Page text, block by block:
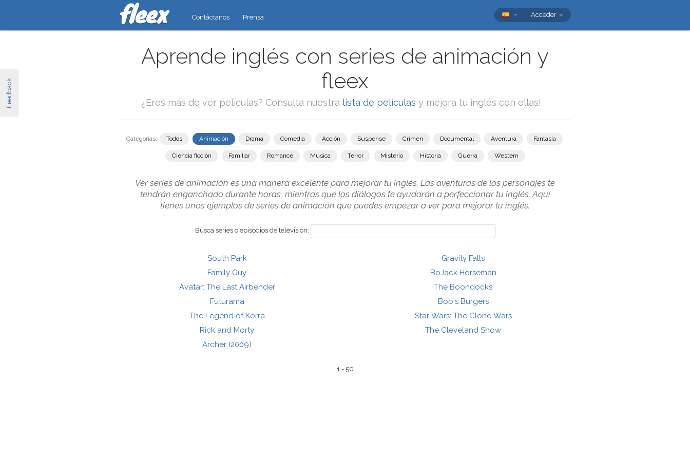
Feedback
Contáctanos Prensa Acceder
Aprende inglés con series de animación y
fleex
¿Eres más de ver películas? Consulta nuestra lista de películas y mejora tu inglés con ellas!
Categorías: Todos Animación Drama Comedia Acción Suspense Crimen Documental Aventura Fantasía
Ciencia ficción Familiar Romance Música Terror Misterio Historia Guerra Western
Ver series de animación es una manera excelente para mejorar tu inglés. Las aventuras de los personajes te
tendrán enganchado durante horas, mientras que los diálogos te ayudarán a perfeccionar tu inglés. Aquí
tienes unos ejemplos de series de animación que puedes empezar a ver para mejorar tu inglés.
Busca series o episodios de televisión:
South Park
Family Guy
Avatar: The Last Airbender
Futurama
The Legend of Korra
Rick and Morty
Archer (2009)
Gravity Falls
BoJack Horseman
The Boondocks
Bob's Burgers
Star Wars: The Clone Wars
The Cleveland Show
1 - 50